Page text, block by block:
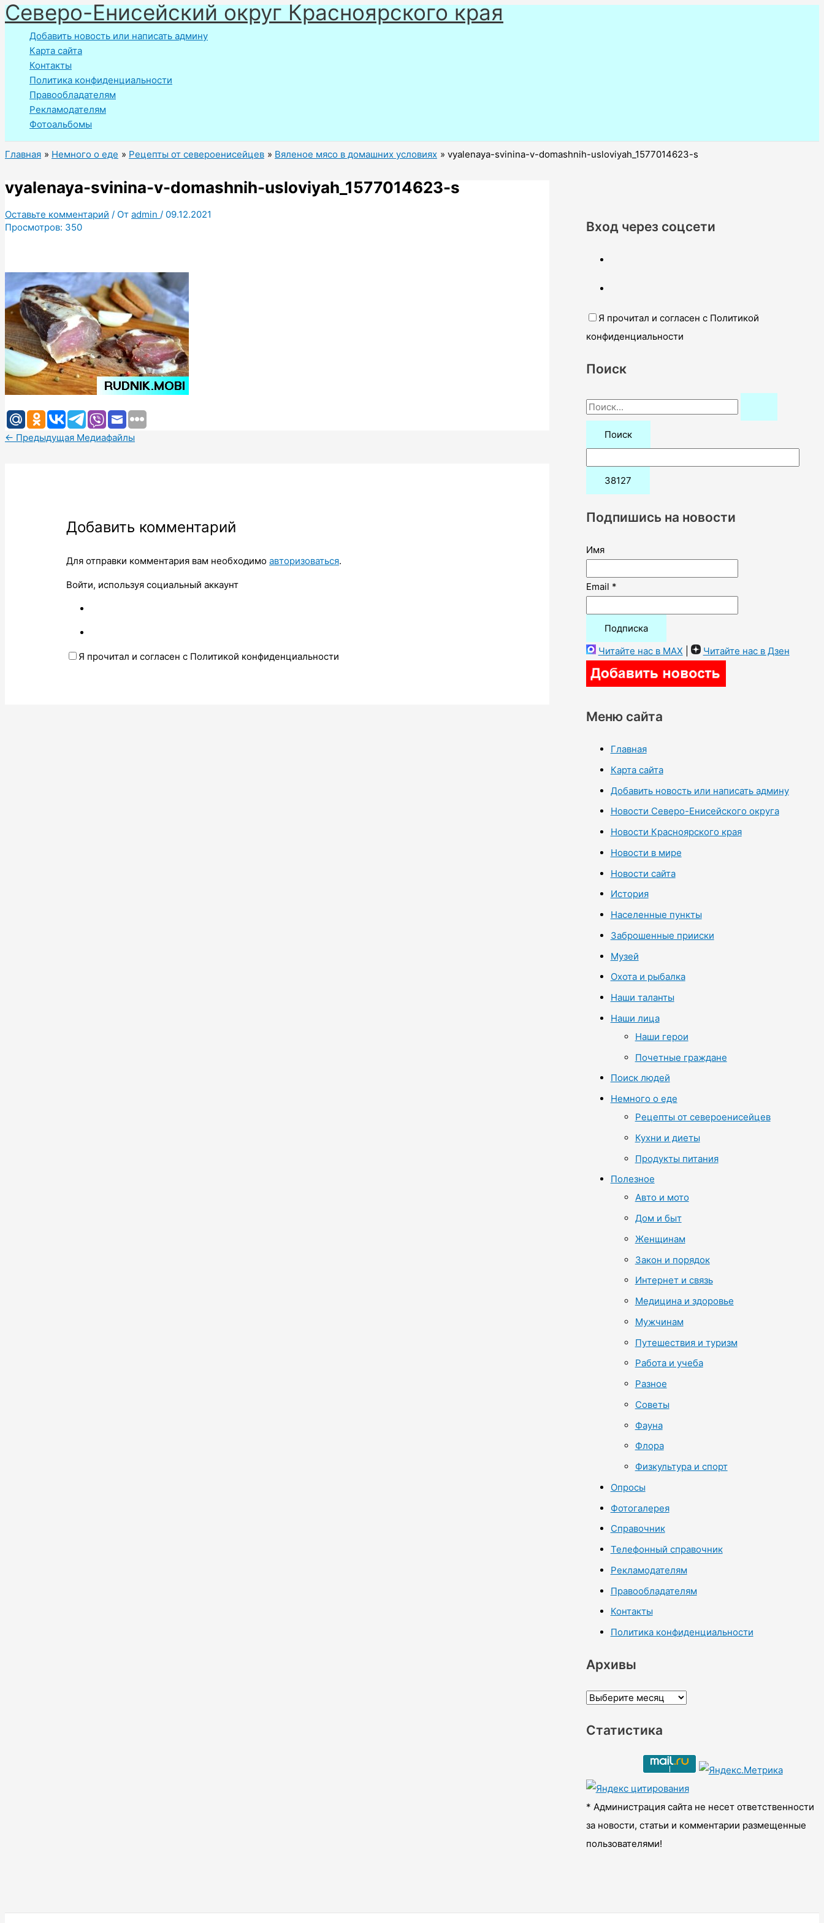
Перейти
к
содержимому
Северо-Енисейский округ Красноярского края
Добавить новость или написать админу
Карта сайта
Контакты
Политика конфиденциальности
Правообладателям
Рекламодателям
Фотоальбомы
Главная Немного о еде Рецепты от североенисейцев Вяленое мясо в домашних условиях vyalenaya-svinina-v-domashnih-usloviyah_1577014623-s
vyalenaya-svinina-v-domashnih-usloviyah_1577014623-s
Оставьте комментарий / От admin / 09.12.2021
Просмотров: 350
← Предыдущая Медиафайлы
Добавить комментарий
Для отправки комментария вам необходимоавторизоваться.
Войти, используя социальный аккаунт
Я прочитал и согласен с Политикой конфиденциальности
Вход через соцсети
Я прочитал и согласен с Политикой
конфиденциальности
Поиск
П
о
:
Подпишись на новости
Имя
Email *
Читайте нас в MAX Читайте нас в Дзен
Меню сайта
Главная
Карта сайта
Добавить новость или написать админу
Новости Северо-Енисейского округа
Новости Красноярского края
Новости в мире
Новости сайта
История
Населенные пункты
Заброшенные прииски
Музей
Охота и рыбалка
Наши таланты
Наши лица
Наши герои
Почетные граждане
Поиск людей
Немного о еде
Рецепты от североенисейцев
Кухни и диеты
Продукты питания
Полезное
Авто и мото
Дом и быт
Женщинам
Закон и порядок
Интернет и связь
Медицина и здоровье
Мужчинам
Путешествия и туризм
Работа и учеба
Разное
Советы
Фауна
Флора
Физкультура и спорт
Опросы
Фотогалерея
Справочник
Телефонный справочник
Рекламодателям
Правообладателям
Контакты
Политика конфиденциальности
Архивы
А
х
ы
Статистика
* Администрация сайта не несет ответственности
за новости, статьи и комментарии размещенные
пользователями!